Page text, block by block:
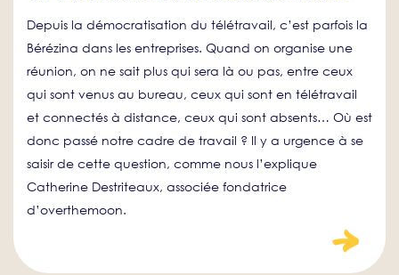
Depuis la démocratisation du télétravail, c’est parfois la
Bérézina dans les entreprises. Quand on organise une
réunion, on ne sait plus qui sera là ou pas, entre ceux
qui sont venus au bureau, ceux qui sont en télétravail
et connectés à distance, ceux qui sont absents… Où est
donc passé notre cadre de travail ? Il y a urgence à se
saisir de cette question, comme nous l’explique
Catherine Destriteaux, associée fondatrice
d’overthemoon.